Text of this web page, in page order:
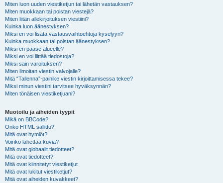
Miten luon uuden viestiketjun tai lähetän vastauksen?
Miten muokkaan tai poistan viestejä?
Miten liitän allekirjoituksen viestiini?
Kuinka luon äänestyksen?
Miksi en voi lisätä vastausvaihtoehtoja kyselyyn?
Kuinka muokkaan tai poistan äänestyksen?
Miksi en pääse alueelle?
Miksi en voi liittää tiedostoja?
Miksi sain varoituksen?
Miten ilmoitan viestin valvojalle?
Mitä “Tallenna”-painike viestin kirjoittamisessa tekee?
Miksi minun viestini tarvitsee hyväksynnän?
Miten tönäisen viestiketjuani?
Muotoilu ja aiheiden tyypit
Mikä on BBCode?
Onko HTML sallittu?
Mitä ovat hymiöt?
Voinko lähettää kuvia?
Mitä ovat globaalit tiedotteet?
Mitä ovat tiedotteet?
Mitä ovat kiinnitetyt viestiketjut
Mitä ovat lukitut viestiketjut?
Mitä ovat aiheiden kuvakkeet?